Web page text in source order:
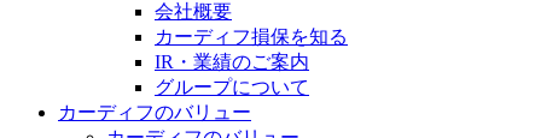
会社概要
カーディフ損保を知る
IR・業績のご案内
グループについて
カーディフのバリュー